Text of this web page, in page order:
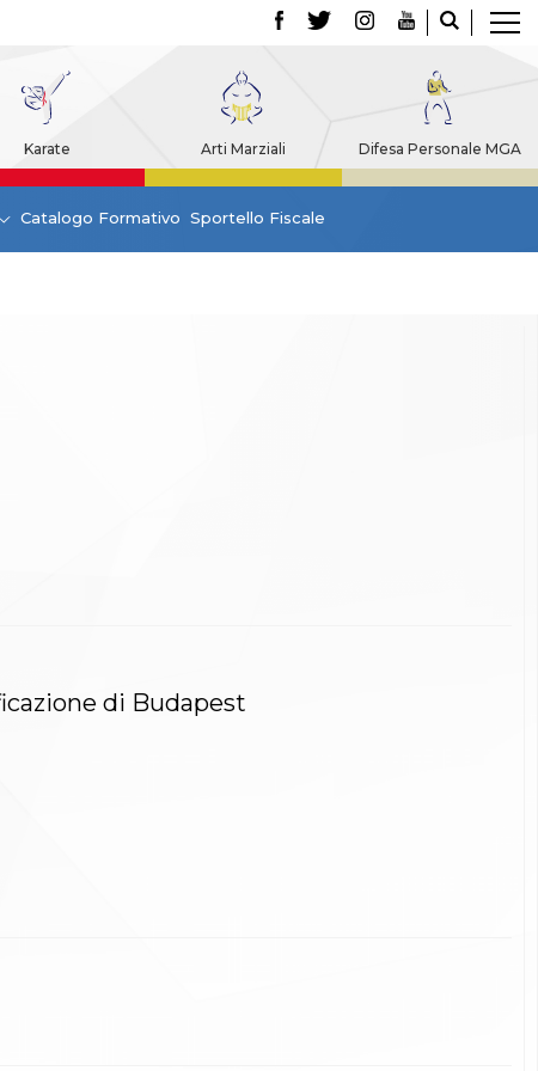
Karate Arti Marziali Difesa Personale MGA
Catalogo Formativo Sportello Fiscale
di Budapest